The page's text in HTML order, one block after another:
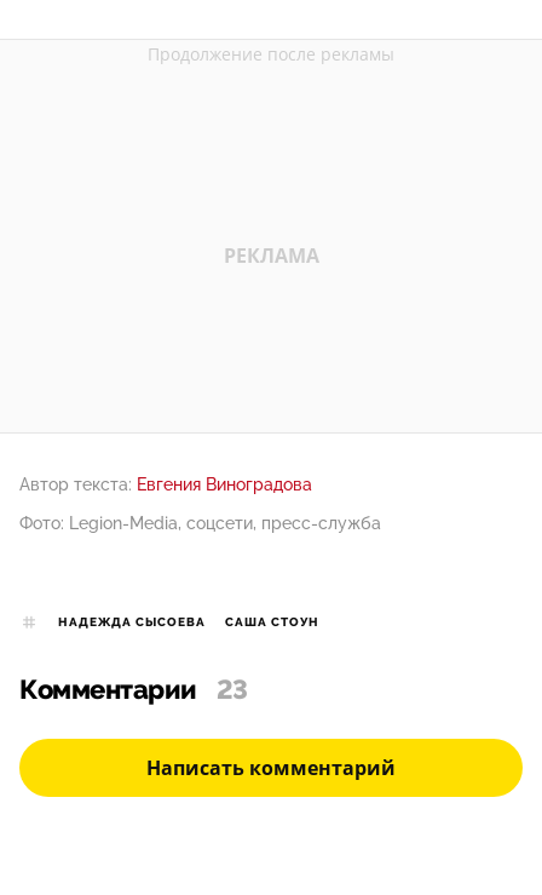
Автор текста: Евгения Виноградова
Фото: Legion-Media, соцсети, пресс-служба
НАДЕЖДА СЫСОЕВА САША СТОУН
Комментарии 23
Написать комментарий